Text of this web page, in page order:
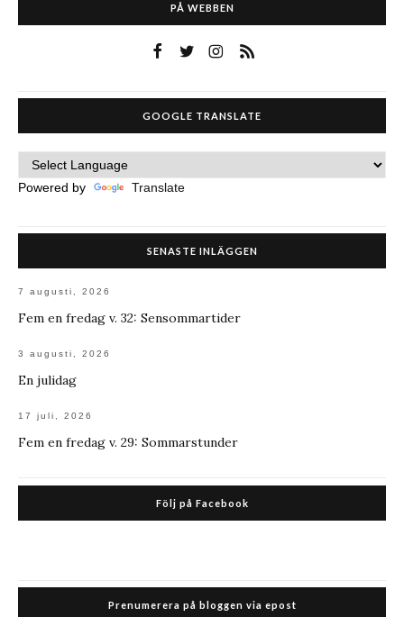
PÅ WEBBEN
GOOGLE TRANSLATE
Powered by Translate
SENASTE INLÄGGEN
7 augusti, 2026
Fem en fredag v. 32: Sensommartider
3 augusti, 2026
En julidag
17 juli, 2026
Fem en fredag v. 29: Sommarstunder
Följ på Facebook
Prenumerera på bloggen via epost